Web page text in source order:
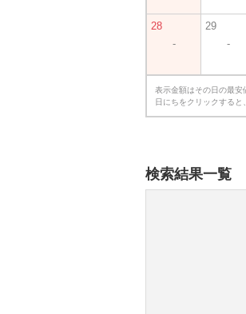
28
-
29
-
表示金額はその日の最安
日にちをクリックすると
検索結果一覧